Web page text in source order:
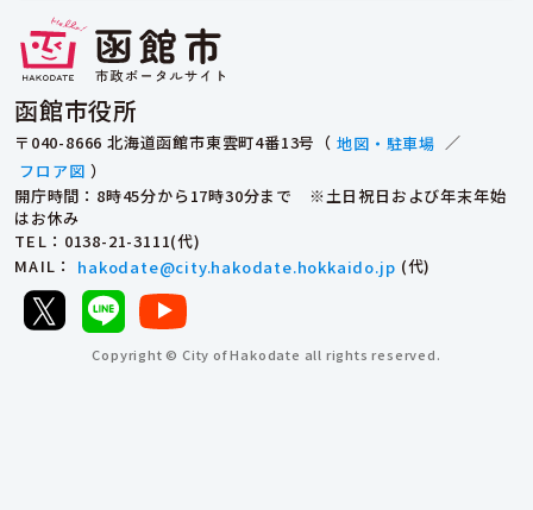
函館市役所
〒040-8666 北海道函館市東雲町4番13号（ 地図・駐車場 ／
フロア図 ）
開庁時間：8時45分から17時30分まで ※土日祝日および年末年始
はお休み
TEL ：0138-21-3111(代)
MAIL ： hakodate@city.hakodate.hokkaido.jp (代)
Copyright © City of Hakodate all rights reserved.